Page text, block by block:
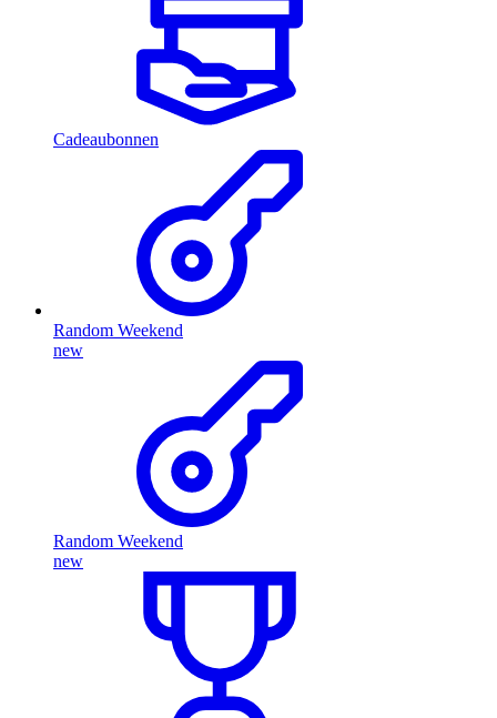
Cadeaubonnen
Random Weekend
new
Random Weekend
new